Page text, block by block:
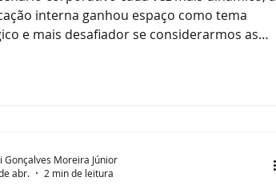
interna ganhou espaço como tema
e mais desafiador se considerarmos as
que fica é: por que ainda é tão difícil se
bem dentro
Gonçalves Moreira Júnior
abr.
2 min de leitura